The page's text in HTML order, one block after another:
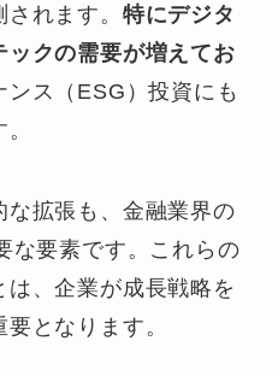
れます。 特にデジタ
ックの需要が増えてお
ス（ESG）投資にも
な拡張も、金融業界の
な要素です。これらの
は、企業が成長戦略を
となります。